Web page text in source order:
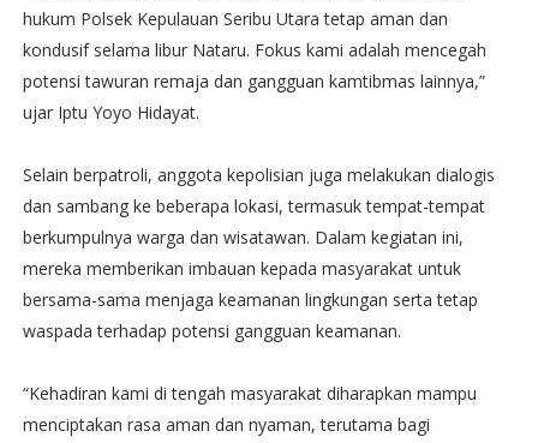
hukum Polsek Kepulauan Seribu Utara tetap aman dan
kondusif selama libur Nataru. Fokus kami adalah mencegah
potensi tawuran remaja dan gangguan kamtibmas lainnya,”
ujar Iptu Yoyo Hidayat.
Selain berpatroli, anggota kepolisian juga melakukan dialogis
dan sambang ke beberapa lokasi, termasuk tempat-tempat
berkumpulnya warga dan wisatawan. Dalam kegiatan ini,
mereka memberikan imbauan kepada masyarakat untuk
bersama-sama menjaga keamanan lingkungan serta tetap
waspada terhadap potensi gangguan keamanan.
“Kehadiran kami di tengah masyarakat diharapkan mampu
menciptakan rasa aman dan nyaman, terutama bagi